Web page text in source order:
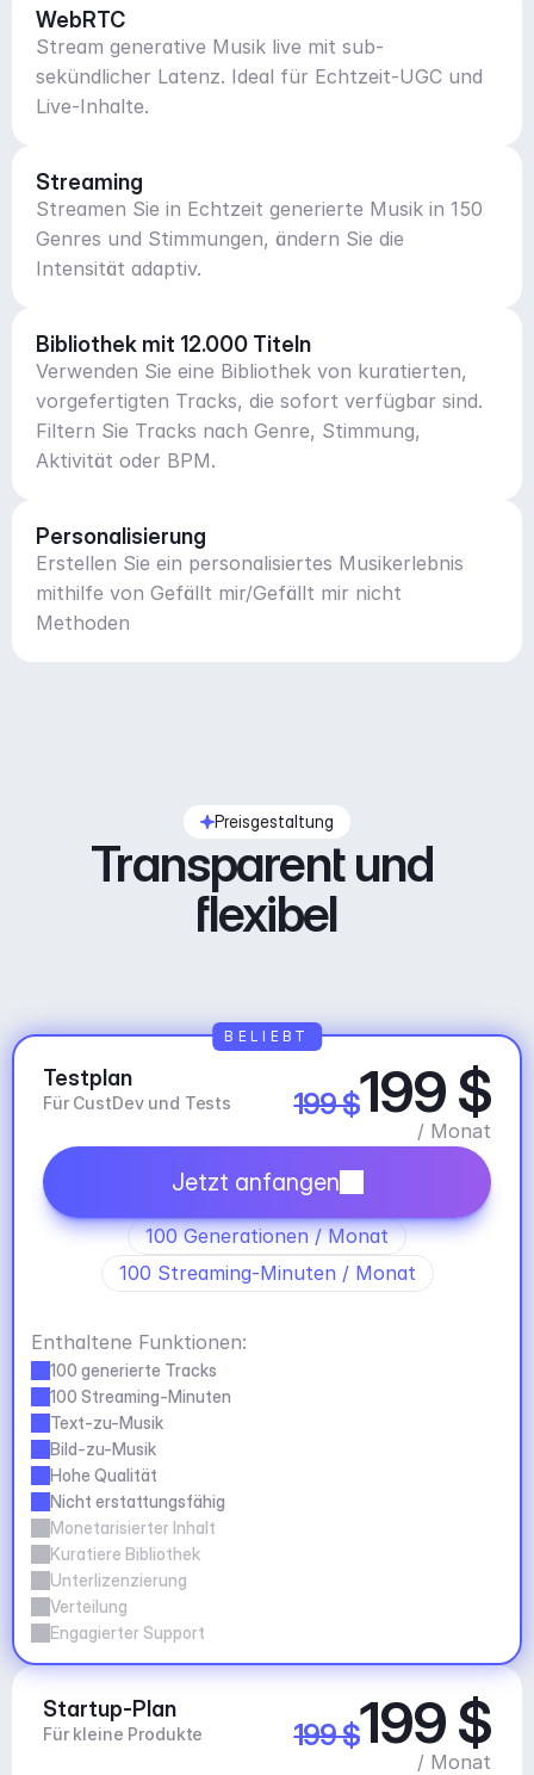
WebRTC
Stream generative Musik live mit sub-
sekündlicher Latenz. Ideal für Echtzeit-UGC und
Live-Inhalte.
Streaming
Streamen Sie in Echtzeit generierte Musik in 150
Genres und Stimmungen, ändern Sie die
Intensität adaptiv.
Bibliothek mit 12.000 Titeln
Verwenden Sie eine Bibliothek von kuratierten,
vorgefertigten Tracks, die sofort verfügbar sind.
Filtern Sie Tracks nach Genre, Stimmung,
Aktivität oder BPM.
Personalisierung
Erstellen Sie ein personalisiertes Musikerlebnis
mithilfe von Gefällt mir/Gefällt mir nicht
Methoden
Preisgestaltung
Transparent und
flexibel
Testplan
Für CustDev und Tests 199 $199 $
/ Monat
Jetzt anfangen
100 Generationen / Monat
100 Streaming-Minuten / Monat
Enthaltene Funktionen:
100 generierte Tracks
100 Streaming-Minuten
Text-zu-Musik
Bild-zu-Musik
Hohe Qualität
Nicht erstattungsfähig
Monetarisierter Inhalt
Kuratiere Bibliothek
Unterlizenzierung
Verteilung
Engagierter Support
BELIEBT
Startup-Plan
Für kleine Produkte 199 $199 $
/ Monat